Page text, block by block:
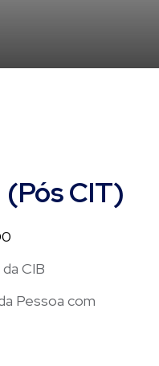
CIT)
CIB
Pessoa com